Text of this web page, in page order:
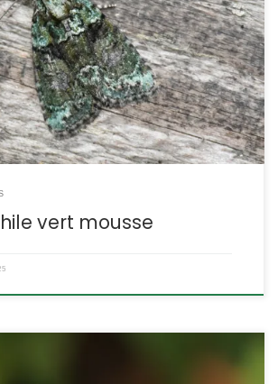
verte mais avec une coloration
qui la rend invisible sur les troncs
couverts de mousses, d’algues et de
se nourrit. Cryphia algae Fabricius,1775
: Insecte, Lépidoptère, Hétérocère Famille
famille des Bryophilinae ETYMOLOGIE : Le […]
vert mousse